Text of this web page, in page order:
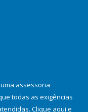
assessoria
todas as exigências
Clique aqui e